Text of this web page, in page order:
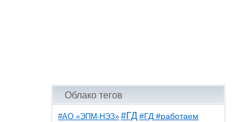
Облако тегов
#АО «ЭПМ-НЭЗ» #ГД #ГД #работаем